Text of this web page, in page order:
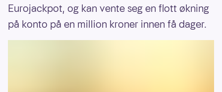
Eurojackpot, og kan vente seg en flott økning
på konto på en million kroner innen få dager.